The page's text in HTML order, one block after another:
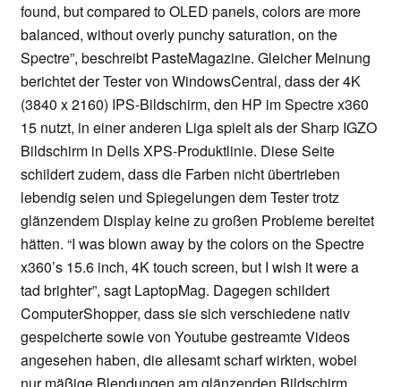
found, but compared to OLED panels, colors are more
balanced, without overly punchy saturation, on the
Spectre”, beschreibt PasteMagazine. Gleicher Meinung
berichtet der Tester von WindowsCentral, dass der 4K
(3840 x 2160) IPS-Bildschirm, den HP im Spectre x360
15 nutzt, in einer anderen Liga spielt als der Sharp IGZO
Bildschirm in Dells XPS-Produktlinie. Diese Seite
schildert zudem, dass die Farben nicht übertrieben
lebendig seien und Spiegelungen dem Tester trotz
glänzendem Display keine zu großen Probleme bereitet
hätten. “I was blown away by the colors on the Spectre
x360’s 15.6 inch, 4K touch screen, but I wish it were a
tad brighter”, sagt LaptopMag. Dagegen schildert
ComputerShopper, dass sie sich verschiedene nativ
gespeicherte sowie von Youtube gestreamte Videos
angesehen haben, die allesamt scharf wirkten, wobei